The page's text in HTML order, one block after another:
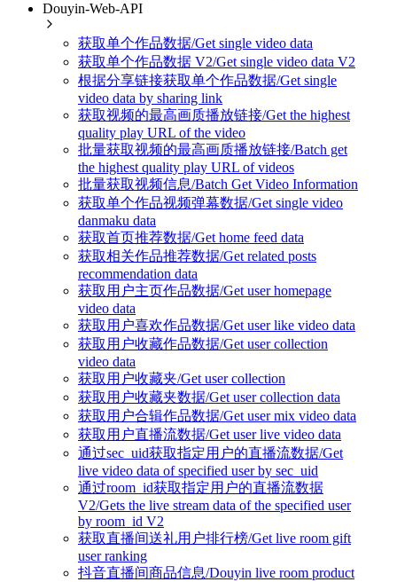
Douyin-Web-API
获取单个作品数据/Get single video data
获取单个作品数据 V2/Get single video data V2
根据分享链接获取单个作品数据/Get single
video data by sharing link
获取视频的最高画质播放链接/Get the highest
quality play URL of the video
批量获取视频的最高画质播放链接/Batch get
the highest quality play URL of videos
批量获取视频信息/Batch Get Video Information
获取单个作品视频弹幕数据/Get single video
danmaku data
获取首页推荐数据/Get home feed data
获取相关作品推荐数据/Get related posts
recommendation data
获取用户主页作品数据/Get user homepage
video data
获取用户喜欢作品数据/Get user like video data
获取用户收藏作品数据/Get user collection
video data
获取用户收藏夹/Get user collection
获取用户收藏夹数据/Get user collection data
获取用户合辑作品数据/Get user mix video data
获取用户直播流数据/Get user live video data
通过sec_uid获取指定用户的直播流数据/Get
live video data of specified user by sec_uid
通过room_id获取指定用户的直播流数据
V2/Gets the live stream data of the specified user
by room_id V2
获取直播间送礼用户排行榜/Get live room gift
user ranking
抖音直播间商品信息/Douyin live room product